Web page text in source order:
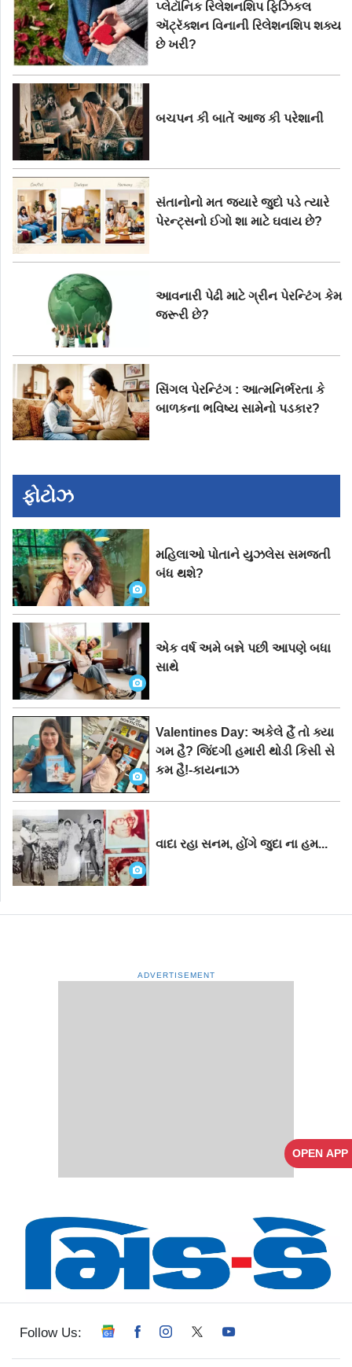
OPEN APP
સ્વીકારથી થઇ છે ત્યારે સ્વીકાર સંસ્થાની
સભ્ય એવી આ મમ્મીઓ અને હવે ટ્રાન્સ
મેન તરીકે ઓળખાતી રીત સાથે વાત કરીએ.
પ્લેટૉનિક રિલેશનશિપ ફિઝિકલ
ઍટ્રૅક્શન વિનાની રિલેશનશિપ શક્ય
છે ખરી?
બચપન કી બાતેં આજ કી પરેશાની
સંતાનોનો મત જ્યારે જુદો પડે ત્યારે
પેરન્ટ્સનો ઈગો શા માટે ઘવાય છે?
આવનારી પેઢી માટે ગ્રીન પેરન્ટિંગ કેમ
જરૂરી છે?
સિંગલ પેરન્ટિંગ : આત્મનિર્ભરતા કે
બાળકના ભવિષ્ય સામેનો પડકાર?
ફોટોઝ
મહિલાઓ પોતાને યુઝલેસ સમજતી
બંધ થશે?
એક વર્ષ અમે બન્ને પછી આપણે બધા
સાથે
Valentines Day: અકેલે હૈં તો ક્યા
ગમ હૈ? જિંદગી હમારી થોડી કિસી સે
કમ હૈ!-કાયનાઝ
વાદા રહા સનમ, હોંગે જુદા ના હમ...
ADVERTISEMENT
Follow Us: